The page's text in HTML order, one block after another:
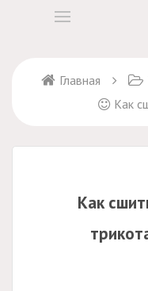
Главная
Как сшить
Как